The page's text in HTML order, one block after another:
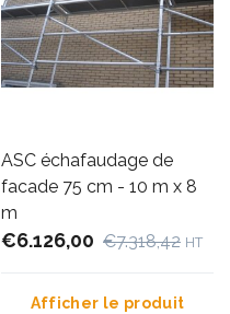
ASC échafaudage de
facade 75 cm - 10 m x 8
m
€6.126,00 €7.318,42 HT
Afficher le produit